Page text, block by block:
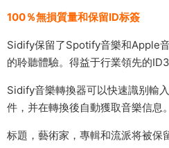
100％無損質量和保留ID标簽
Sidify保留了Spotify音樂和Apple
的聆聽體驗。得益于行業領先的
Sidify音樂轉換器可以快速識别輸
件，并在轉換後自動獲取音樂信息
标題，藝術家，專輯和流派将被保